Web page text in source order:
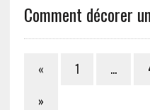
Comment décorer
« 1 …
»